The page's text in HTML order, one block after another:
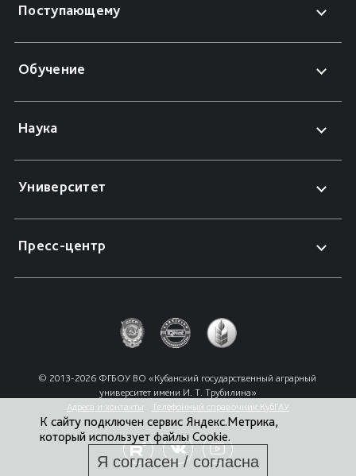
Поступающему
Обучение
Наука
Университет
Пресс-центр
© 2013-2026 ФГБОУ ВО «Кубанский государственный аграрный
университет имени И. Т. Трубилина»
Адреса и контакты
Телефонный справочник КубГАУ
К сайту подключен сервис Яндекс.Метрика,
который использует файлы Cookie.
Я согласен / согласна